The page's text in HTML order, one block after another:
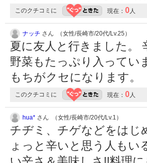
このクチコミに 現在： 0人
ナッチ さん （女性/長崎市/20代/Lv.25）
夏に友人と行きました。
野菜もたっぷり入ってい
もちがクセになります。
このクチコミに 現在： 0人
hua* さん （女性/長崎市/20代/Lv.1）
チヂミ、チゲなどをはじ
ょっと辛いと思う人も